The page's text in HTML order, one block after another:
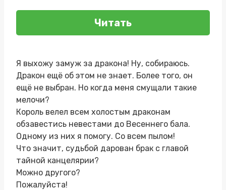
Читать
Я выхожу замуж за дракона! Ну, собираюсь.
Дракон ещё об этом не знает. Более того, он
ещё не выбран. Но когда меня смущали такие
мелочи?
Король велел всем холостым драконам
обзавестись невестами до Весеннего бала.
Одному из них я помогу. Со всем пылом!
Что значит, судьбой дарован брак с главой
тайной канцелярии?
Можно другого?
Пожалуйста!